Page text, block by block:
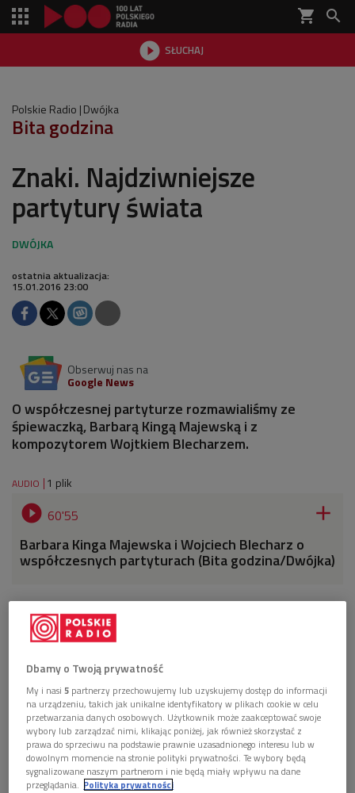
shopping_cart 
 SŁUCHAJ

Polskie Radio Dwójka
Bita godzina
Znaki. Najdziwniejsze
partytury świata
ostatnia aktualizacja:
15.01.2016 23:00
Obserwuj nas na
Google News
O współczesnej partyturze rozmawialiśmy ze
śpiewaczką, Barbarą Kingą Majewską i z
kompozytorem Wojtkiem Blecharzem.
AUDIO 1 plik
 60'55 
Barbara Kinga Majewska i Wojciech Blecharz o
współczesnych partyturach (Bita godzina/Dwójka)
Dbamy o Twoją prywatność
My i nasi5 partnerzy przechowujemy lub uzyskujemy dostęp do informacji
na urządzeniu, takich jak unikalne identyfikatory w plikach cookie w celu
przetwarzania danych osobowych. Użytkownik może zaakceptować swoje
wybory lub zarządzać nimi, klikając poniżej, jak również skorzystać z
prawa do sprzeciwu na podstawie prawnie uzasadnionego interesu lub w
dowolnym momencie na stronie polityki prywatności. Te wybory będą
sygnalizowane naszym partnerom i nie będą miały wpływu na dane
przeglądania. Polityka prywatności